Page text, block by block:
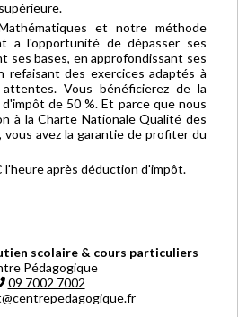
et notre méthode
a l'opportunité de dépasser ses
ses bases, en approfondissant ses
refaisant des exercices adaptés à
Vous bénéficierez de la
de 50 %. Et parce que nous
à la Charte Nationale Qualité des
vous avez la garantie de profiter du
l'heure après déduction d'impôt.
scolaire & cours particuliers
Pédagogique
09 7002 7002